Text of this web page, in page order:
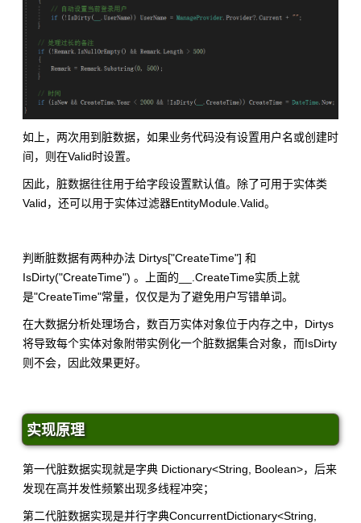
如上，两次用到脏数据，如果业务代码没有设置用户名或创建时
间，则在Valid时设置。
因此，脏数据往往用于给字段设置默认值。除了可用于实体类
Valid，还可以用于实体过滤器EntityModule.Valid。
判断脏数据有两种办法 Dirtys["CreateTime"] 和
IsDirty("CreateTime") 。上面的__.CreateTime实质上就
是"CreateTime"常量，仅仅是为了避免用户写错单词。
在大数据分析处理场合，数百万实体对象位于内存之中，Dirtys
将导致每个实体对象附带实例化一个脏数据集合对象，而IsDirty
则不会，因此效果更好。
实现原理
第一代脏数据实现就是字典 Dictionary<String, Boolean>，后来
发现在高并发性频繁出现多线程冲突；
第二代脏数据实现是并行字典ConcurrentDictionary<String,